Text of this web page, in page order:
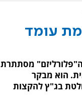
עומד
ה"פלורליזם" מסתתרת
הוא מבקר
בג"ץ להקצות